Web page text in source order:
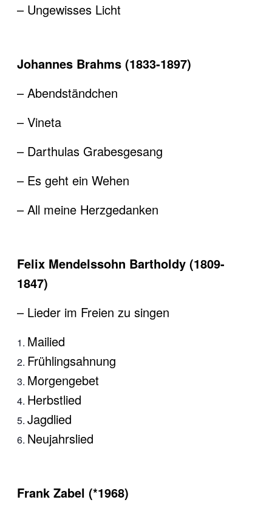
– Ungewisses Licht
Johannes Brahms (1833-1897)
– Abendständchen
– Vineta
– Darthulas Grabesgesang
– Es geht ein Wehen
– All meine Herzgedanken
Felix Mendelssohn Bartholdy (1809-
1847)
– Lieder im Freien zu singen
Mailied
Frühlingsahnung
Morgengebet
Herbstlied
Jagdlied
Neujahrslied
Frank Zabel (*1968)